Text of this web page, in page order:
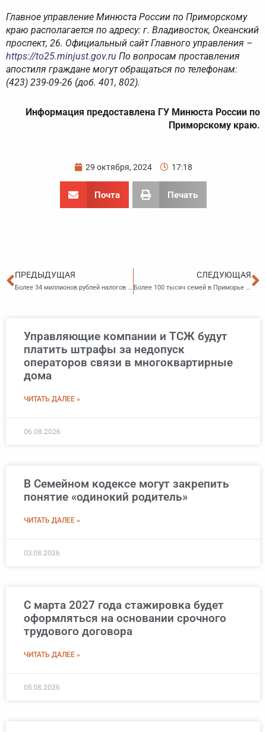
Главное управление Минюста России по Приморскому
краю располагается по адресу: г. Владивосток, Океанский
проспект, 26. Официальный сайт Главного управления –
https://to25.minjust.gov.ru По вопросам проставления
апостиля граждане могут обращаться по телефонам:
(423) 239-09-26 (доб. 401, 802).
Информация предоставлена ГУ Минюста России по
Приморскому краю.
29 октября, 2024 17:18
Почта Печать
Пред
ПРЕДЫДУЩАЯ
Более 34 миллионов рублей налогов уплатили приморцы в День открытых дверей
СЛЕДУЮЩАЯ
Более 100 тысяч семей в Приморье улучшили жилищные условия с помощью маткапитала
Управляющие компании и ТСЖ будут
платить штрафы за недопуск
операторов связи в многоквартирные
дома
ЧИТАТЬ ДАЛЕЕ »
06.08.2026
В Семейном кодексе могут закрепить
понятие «одинокий родитель»
ЧИТАТЬ ДАЛЕЕ »
03.08.2026
С марта 2027 года стажировка будет
оформляться на основании срочного
трудового договора
ЧИТАТЬ ДАЛЕЕ »
05.08.2026